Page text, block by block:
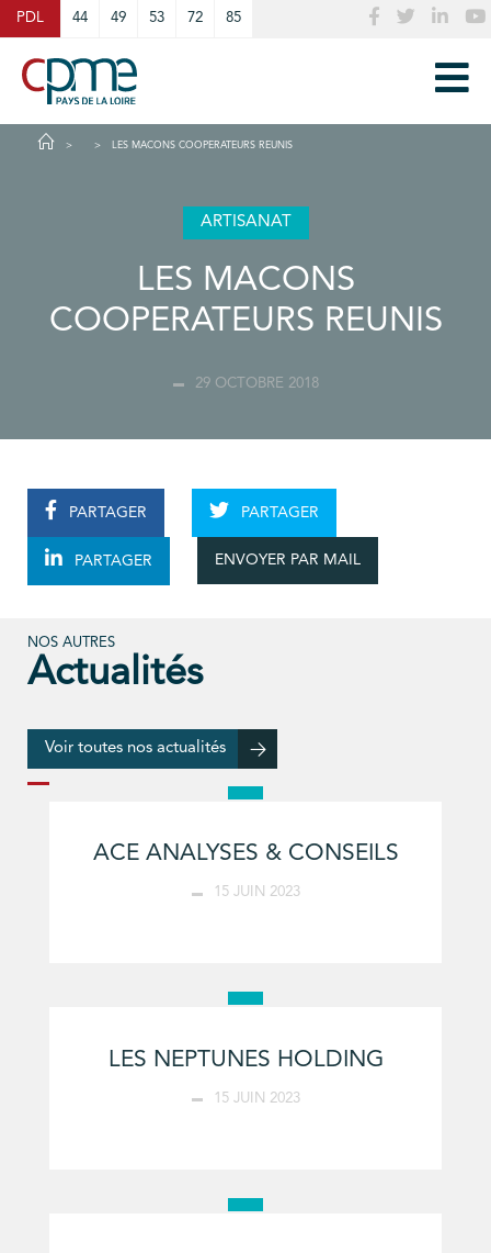
PDL 44 49 53 72 85
LES MACONS COOPERATEURS REUNIS
ARTISANAT
LES MACONS
COOPERATEURS REUNIS
29 OCTOBRE 2018
PARTAGER PARTAGER
PARTAGER ENVOYER PAR MAIL
NOS AUTRES
Actualités
Voir toutes nos actualités
ACE ANALYSES & CONSEILS
15 JUIN 2023
LES NEPTUNES HOLDING
15 JUIN 2023
Cookies management panel